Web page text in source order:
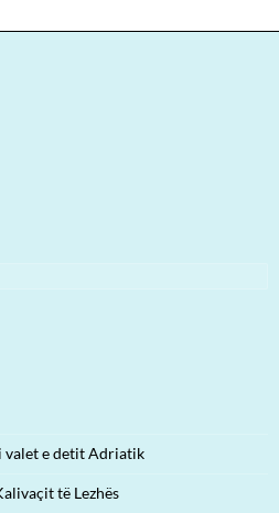
valet e detit Adriatik
të Lezhës